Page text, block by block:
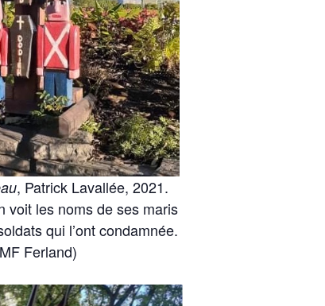
, Patrick Lavallée, 2021.
voit les noms de ses maris
qui l’ont condamnée.
Ferland)